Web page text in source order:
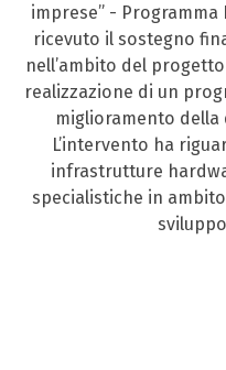
imprese” - Programma
ricevuto il sostegno
nell’ambito del progetto
realizzazione di un
miglioramento della
L’intervento ha
infrastrutture
specialistiche in